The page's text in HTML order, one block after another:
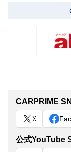
CARPRIME
X
公式YouTube